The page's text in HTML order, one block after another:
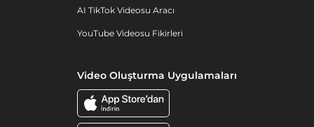
AI TikTok Videosu Aracı
YouTube Videosu Fikirleri
Video Oluşturma Uygulamaları